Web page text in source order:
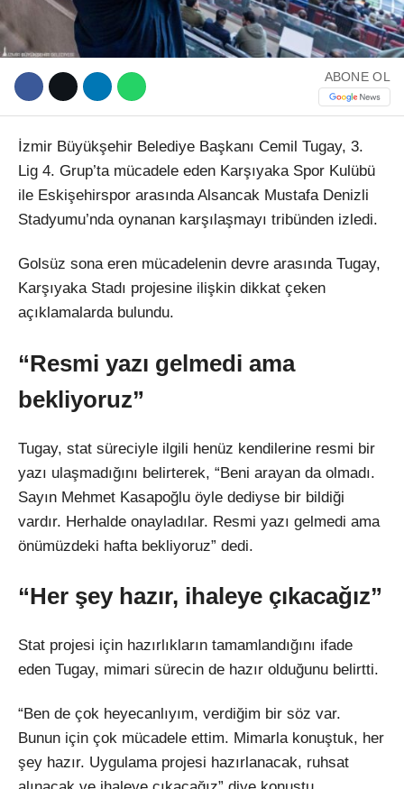
ABONE OL
İzmir Büyükşehir Belediye Başkanı Cemil Tugay, 3.
Lig 4. Grup’ta mücadele eden Karşıyaka Spor Kulübü
ile Eskişehirspor arasında Alsancak Mustafa Denizli
Stadyumu’nda oynanan karşılaşmayı tribünden izledi.
Golsüz sona eren mücadelenin devre arasında Tugay,
Karşıyaka Stadı projesine ilişkin dikkat çeken
açıklamalarda bulundu.
“Resmi yazı gelmedi ama
bekliyoruz”
Tugay, stat süreciyle ilgili henüz kendilerine resmi bir
yazı ulaşmadığını belirterek, “Beni arayan da olmadı.
Sayın Mehmet Kasapoğlu öyle dediyse bir bildiği
vardır. Herhalde onayladılar. Resmi yazı gelmedi ama
önümüzdeki hafta bekliyoruz” dedi.
“Her şey hazır, ihaleye çıkacağız”
Stat projesi için hazırlıkların tamamlandığını ifade
eden Tugay, mimari sürecin de hazır olduğunu belirtti.
“Ben de çok heyecanlıyım, verdiğim bir söz var.
Bunun için çok mücadele ettim. Mimarla konuştuk, her
şey hazır. Uygulama projesi hazırlanacak, ruhsat